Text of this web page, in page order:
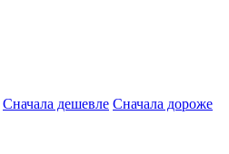
Сначала дешевле Сначала дороже